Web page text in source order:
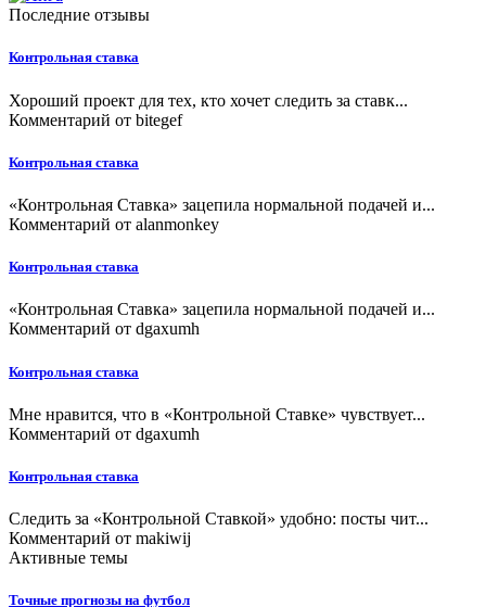
Последние отзывы
Контрольная ставка
Хороший проект для тех, кто хочет следить за ставк...
Комментарий от bitegef
Контрольная ставка
«Контрольная Ставка» зацепила нормальной подачей и...
Комментарий от alanmonkey
Контрольная ставка
«Контрольная Ставка» зацепила нормальной подачей и...
Комментарий от dgaxumh
Контрольная ставка
Мне нравится, что в «Контрольной Ставке» чувствует...
Комментарий от dgaxumh
Контрольная ставка
Следить за «Контрольной Ставкой» удобно: посты чит...
Комментарий от makiwij
Активные темы
Точные прогнозы на футбол